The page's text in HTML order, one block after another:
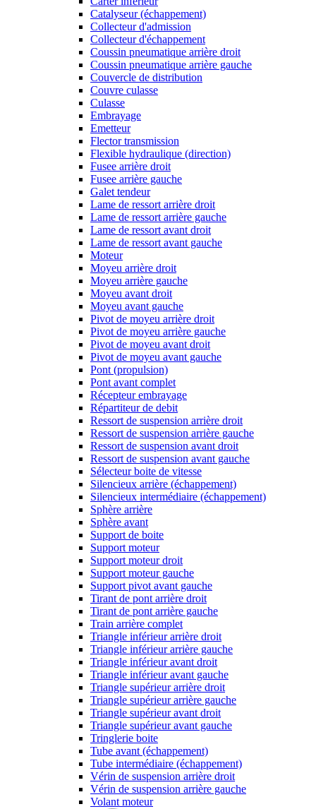
Catalyseur (échappement)
Collecteur d'admission
Collecteur d'échappement
Coussin pneumatique arrière droit
Coussin pneumatique arrière gauche
Couvercle de distribution
Couvre culasse
Culasse
Embrayage
Emetteur
Flector transmission
Flexible hydraulique (direction)
Fusee arrière droit
Fusee arrière gauche
Galet tendeur
Lame de ressort arrière droit
Lame de ressort arrière gauche
Lame de ressort avant droit
Lame de ressort avant gauche
Moteur
Moyeu arrière droit
Moyeu arrière gauche
Moyeu avant droit
Moyeu avant gauche
Pivot de moyeu arrière droit
Pivot de moyeu arrière gauche
Pivot de moyeu avant droit
Pivot de moyeu avant gauche
Pont (propulsion)
Pont avant complet
Récepteur embrayage
Répartiteur de debit
Ressort de suspension arrière droit
Ressort de suspension arrière gauche
Ressort de suspension avant droit
Ressort de suspension avant gauche
Sélecteur boite de vitesse
Silencieux arrière (échappement)
Silencieux intermédiaire (échappement)
Sphère arrière
Sphère avant
Support de boite
Support moteur
Support moteur droit
Support moteur gauche
Support pivot avant gauche
Tirant de pont arrière droit
Tirant de pont arrière gauche
Train arrière complet
Triangle inférieur arrière droit
Triangle inférieur arrière gauche
Triangle inférieur avant droit
Triangle inférieur avant gauche
Triangle supérieur arrière droit
Triangle supérieur arrière gauche
Triangle supérieur avant droit
Triangle supérieur avant gauche
Tringlerie boite
Tube avant (échappement)
Tube intermédiaire (échappement)
Vérin de suspension arrière droit
Vérin de suspension arrière gauche
Volant moteur